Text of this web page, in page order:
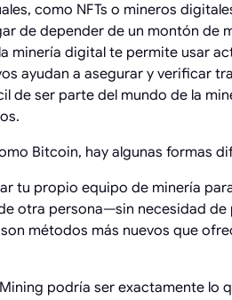
como NFTs o mineros
de depender de un montón de
minería digital te permite usar
ayudan a asegurar y verificar
de ser parte del mundo de la
Bitcoin, hay algunas formas
tu propio equipo de minería
otra persona—sin necesidad
métodos más nuevos que
podría ser exactamente lo